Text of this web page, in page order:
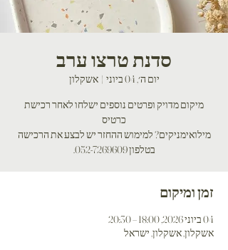
סדנת טרצו ערב
יום ה׳, 04 ביוני
  |
אשקלון
מיקום מדויק ופרטים נוספים ישלחו לאחר רכישת
מילואימניקים? למימוש ההחזר יש לבצע את הרכישה
בטלפון 052-7269609.
זמן ומיקום
04 ביוני 2026, 18:00 – 20:30
אשקלון, אשקלון, ישראל